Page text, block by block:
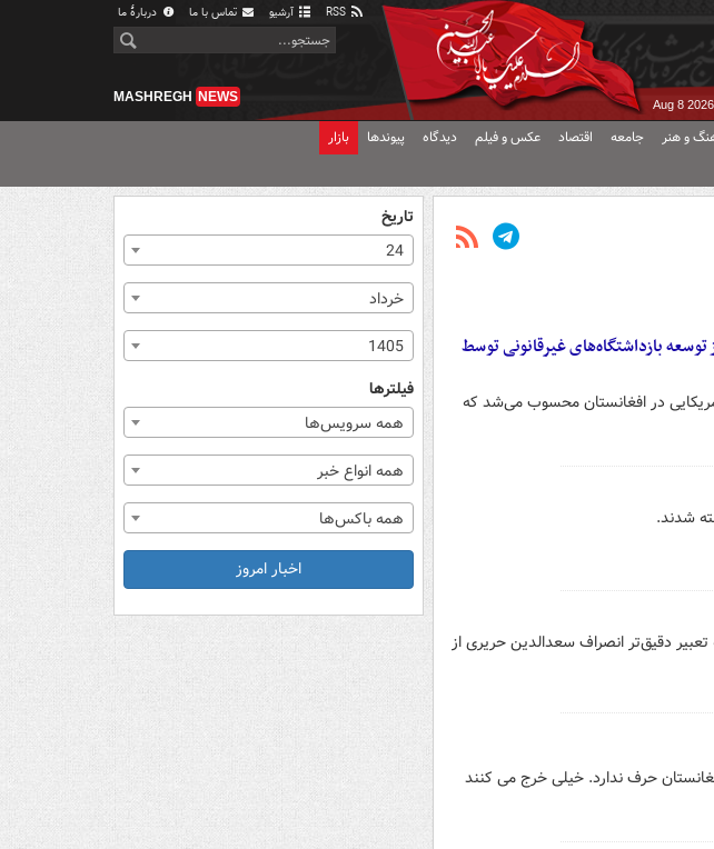
آرشیو تماس با ما دربارهٔ ما
Aug 8 2026
MASHREGH NEWS
و هنر جامعه اقتصاد عکس و فیلم دیدگاه پیوندها بازار
بازداشتگاه‌های غیرقانونی توسط
در افغانستان محسوب می‌شد که
دقیق‌تر انصراف سعدالدین حریری از
حرف ندارد. خیلی خرج می کنند
تاریخ
24
خرداد
1405
فیلترها
همه سرویس‌ها
همه انواع خبر
همه باکس‌ها
اخبار امروز